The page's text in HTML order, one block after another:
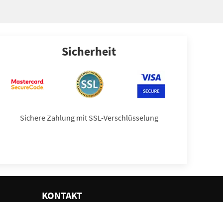
Sicherheit
Sichere Zahlung mit SSL-Verschlüsselung
KONTAKT